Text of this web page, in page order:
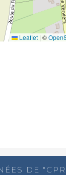
Leaflet | ©
DE